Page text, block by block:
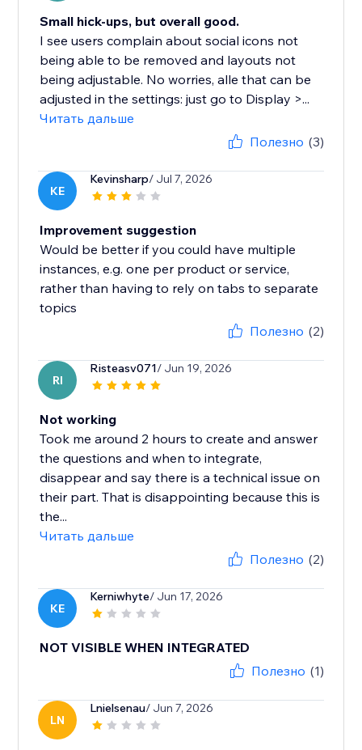
Small hick-ups, but overall good.
I see users complain about social icons not
being able to be removed and layouts not
being adjustable. No worries, alle that can be
adjusted in the settings: just go to Display >...
Читать дальше
Полезно (3)
KE
Kevinsharp/ Jul 7, 2026
Improvement suggestion
Would be better if you could have multiple
instances, e.g. one per product or service,
rather than having to rely on tabs to separate
topics
Полезно (2)
RI
Risteasv071/ Jun 19, 2026
Not working
Took me around 2 hours to create and answer
the questions and when to integrate,
disappear and say there is a technical issue on
their part. That is disappointing because this is
the...
Читать дальше
Полезно (2)
KE
Kerniwhyte/ Jun 17, 2026
NOT VISIBLE WHEN INTEGRATED
Полезно (1)
LN
Lnielsenau/ Jun 7, 2026